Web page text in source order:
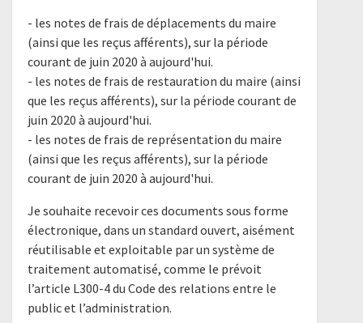
- les notes de frais de déplacements du maire
(ainsi que les reçus afférents), sur la période
courant de juin 2020 à aujourd'hui.
- les notes de frais de restauration du maire (ainsi
que les reçus afférents), sur la période courant de
juin 2020 à aujourd'hui.
- les notes de frais de représentation du maire
(ainsi que les reçus afférents), sur la période
courant de juin 2020 à aujourd'hui.
Je souhaite recevoir ces documents sous forme
électronique, dans un standard ouvert, aisément
réutilisable et exploitable par un système de
traitement automatisé, comme le prévoit
l’article L300-4 du Code des relations entre le
public et l’administration.